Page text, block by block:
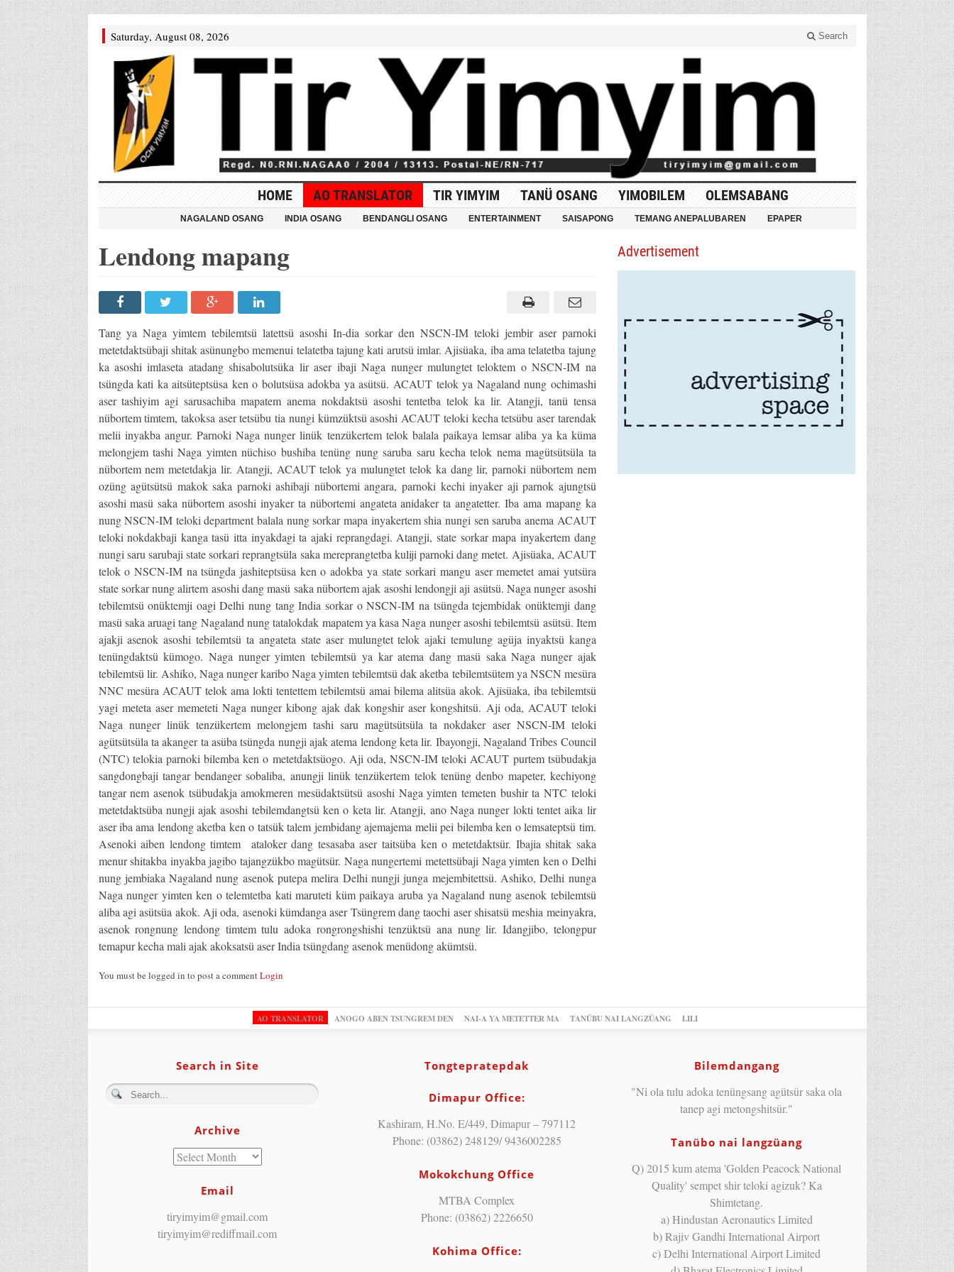
Saturday, August 08, 2026 Search
HOME AO TRANSLATOR TIR YIMYIM TANÜ OSANG YIMOBILEM OLEMSABANG
NAGALAND OSANG INDIA OSANG BENDANGLI OSANG ENTERTAINMENT SAISAPONG TEMANG ANEPALUBAREN EPAPER
Lendong mapang
Tang ya Naga yimtem tebilemtsü latettsü asoshi In-dia sorkar den NSCN-IM teloki jembir aser parnoki
metetdaktsübaji shitak asünungbo memenui telatetba tajung kati arutsü imlar. Ajisüaka, iba ama telatetba tajung
ka asoshi imlaseta atadang shisabolutsüka lir aser ibaji Naga nunger mulungtet teloktem o NSCN-IM na
tsüngda kati ka aitsüteptsüsa ken o bolutsüsa adokba ya asütsü. ACAUT telok ya Nagaland nung ochimashi
aser tashiyim agi sarusachiba mapatem anema nokdaktsü asoshi tentetba telok ka lir. Atangji, tanü tensa
nübortem timtem, takoksa aser tetsübu tia nungi kümzüktsü asoshi ACAUT teloki kecha tetsübu aser tarendak
melii inyakba angur. Parnoki Naga nunger linük tenzükertem telok balala paikaya lemsar aliba ya ka küma
melongjem tashi Naga yimten nüchiso bushiba tenüng nung saruba saru kecha telok nema magütsütsüla ta
nübortem nem metetdakja lir. Atangji, ACAUT telok ya mulungtet telok ka dang lir, parnoki nübortem nem
ozüng agütsütsü makok saka parnoki ashibaji nübortemi angara, parnoki kechi inyaker aji parnok ajungtsü
asoshi masü saka nübortem asoshi inyaker ta nübortemi angateta anidaker ta angatetter. Iba ama mapang ka
nung NSCN-IM teloki department balala nung sorkar mapa inyakertem shia nungi sen saruba anema ACAUT
teloki nokdakbaji kanga tasü itta inyakdagi ta ajaki reprangdagi. Atangji, state sorkar mapa inyakertem dang
nungi saru sarubaji state sorkari reprangtsüla saka mereprangtetba kuliji parnoki dang metet. Ajisüaka, ACAUT
telok o NSCN-IM na tsüngda jashiteptsüsa ken o adokba ya state sorkari mangu aser memetet amai yutsüra
state sorkar nung alirtem asoshi dang masü saka nübortem ajak asoshi lendongji aji asütsü. Naga nunger asoshi
tebilemtsü onüktemji oagi Delhi nung tang India sorkar o NSCN-IM na tsüngda tejembidak onüktemji dang
masü saka aruagi tang Nagaland nung tatalokdak mapatem ya kasa Naga nunger asoshi tebilemtsü asütsü. Item
ajakji asenok asoshi tebilemtsü ta angateta state aser mulungtet telok ajaki temulung agüja inyaktsü kanga
tenüngdaktsü kümogo. Naga nunger yimten tebilemtsü ya kar atema dang masü saka Naga nunger ajak
tebilemtsü lir. Ashiko, Naga nunger karibo Naga yimten tebilemtsü dak aketba tebilemtsütem ya NSCN mesüra
NNC mesüra ACAUT telok ama lokti tentettem tebilemtsü amai bilema alitsüa akok. Ajisüaka, iba tebilemtsü
yagi meteta aser memeteti Naga nunger kibong ajak dak kongshir aser kongshitsü. Aji oda, ACAUT teloki
Naga nunger linük tenzükertem melongjem tashi saru magütsütsüla ta nokdaker aser NSCN-IM teloki
agütsütsüla ta akanger ta asüba tsüngda nungji ajak atema lendong keta lir. Ibayongji, Nagaland Tribes Council
(NTC) telokia parnoki bilemba ken o metetdaktsüogo. Aji oda, NSCN-IM teloki ACAUT purtem tsübudakja
sangdongbaji tangar bendanger sobaliba, anungji linük tenzükertem telok tenüng denbo mapeter, kechiyong
tangar nem asenok tsübudakja amokmeren mesüdaktsütsü asoshi Naga yimten temeten bushir ta NTC teloki
metetdaktsüba nungji ajak asoshi tebilemdangtsü ken o keta lir. Atangji, ano Naga nunger lokti tentet aika lir
aser iba ama lendong aketba ken o tatsük talem jembidang ajemajema melii pei bilemba ken o lemsateptsü tim.
Asenoki aiben lendong timtem ataloker dang tesasaba aser taitsüba ken o metetdaktsür. Ibajia shitak saka
menur shitakba inyakba jagibo tajangzükbo magütsür. Naga nungertemi metettsübaji Naga yimten ken o Delhi
nung jembiaka Nagaland nung asenok putepa melira Delhi nungji junga mejembitettsü. Ashiko, Delhi nunga
Naga nunger yimten ken o telemtetba kati maruteti küm paikaya aruba ya Nagaland nung asenok tebilemtsü
aliba agi asütsüa akok. Aji oda, asenoki kümdanga aser Tsüngrem dang taochi aser shisatsü meshia meinyakra,
asenok rongnung lendong timtem tulu adoka rongrongshishi tenzüktsü ana nung lir. Idangjibo, telongpur
temapur kecha mali ajak akoksatsü aser India tsüngdang asenok menüdong akümtsü.
You must be logged in to post a commentLogin
Advertisement
AO TRANSLATOR ANOGO ABEN TSUNGREM DEN NAI-A YA METETTER MA TANÜBU NAI LANGZÜANG LILI
Search in Site
Archive
Email
tiryimyim@gmail.com
tiryimyim@rediffmail.com
Tongtepratepdak
Dimapur Office:
Kashiram, H.No. E/449, Dimapur – 797112
Phone: (03862) 248129/ 9436002285
Mokokchung Office
MTBA Complex
Phone: (03862) 2226650
Kohima Office:
Bilemdangang
"Ni ola tulu adoka tenüngsang agütsür saka ola
tanep agi metongshitsür."
Tanübo nai langzüang
Q) 2015 kum atema 'Golden Peacock National
Quality' sempet shir teloki agizuk? Ka
Shimtetang.
a) Hindustan Aeronautics Limited
b) Rajiv Gandhi International Airport
c) Delhi International Airport Limited